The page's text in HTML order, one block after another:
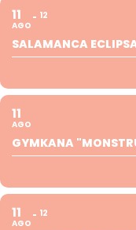
11
AGO
12
SALAMANCA
11
AGO
GYMKANA
11
AGO
12